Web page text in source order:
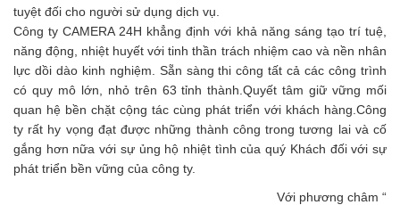
tuyệt đối cho người sử dụng dịch vụ.
Công ty CAMERA 24H khẳng định với khả năng sáng tạo trí tuệ,
năng động, nhiệt huyết với tinh thần trách nhiệm cao và nền nhân
lực dồi dào kinh nghiệm. Sẵn sàng thi công tất cả các công trình
có quy mô lớn, nhỏ trên 63 tỉnh thành.Quyết tâm giữ vững mối
quan hệ bền chặt cộng tác cùng phát triển với khách hàng.Công
ty rất hy vọng đạt được những thành công trong tương lai và cố
gắng hơn nữa với sự ủng hộ nhiệt tình của quý Khách đối với sự
phát triển bền vững của công ty.
Với phương châm “